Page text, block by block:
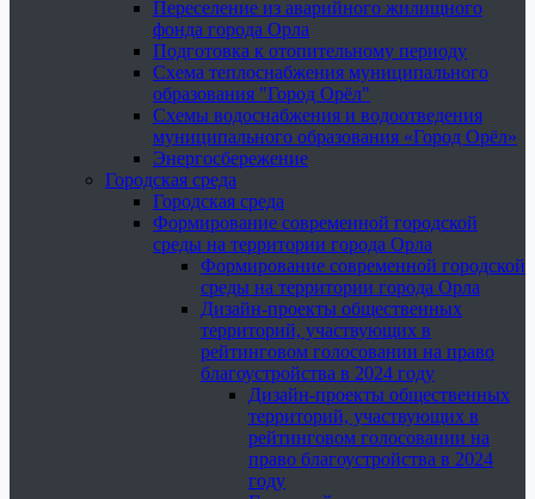
Переселение из аварийного жилищного
фонда города Орла
Подготовка к отопительному периоду
Схема теплоснабжения муниципального
образования "Город Орёл"
Схемы водоснабжения и водоотведения
муниципального образования «Город Орёл»
Энергосбережение
Городская среда
Городская среда
Формирование современной городской
среды на территории города Орла
Формирование современной городской
среды на территории города Орла
Дизайн-проекты общественных
территорий, участвующих в
рейтинговом голосовании на право
благоустройства в 2024 году
Дизайн-проекты общественных
территорий, участвующих в
рейтинговом голосовании на
право благоустройства в 2024
году